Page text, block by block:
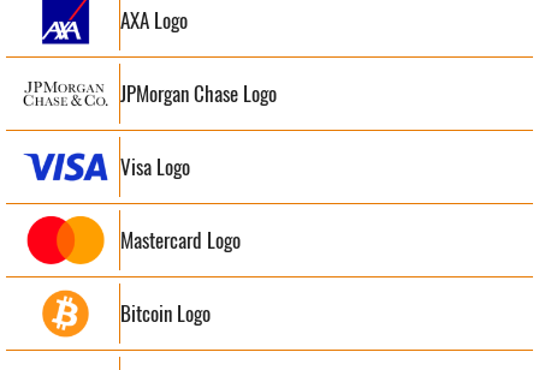
AXA Logo
JPMorgan Chase Logo
Visa Logo
Mastercard Logo
Bitcoin Logo